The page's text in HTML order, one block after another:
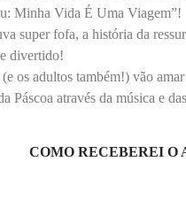
Minha Vida É Uma Viagem”!
super fofa, a história da
divertido!
os adultos também!) vão
Páscoa através da música e
COMO RECEBEREI O